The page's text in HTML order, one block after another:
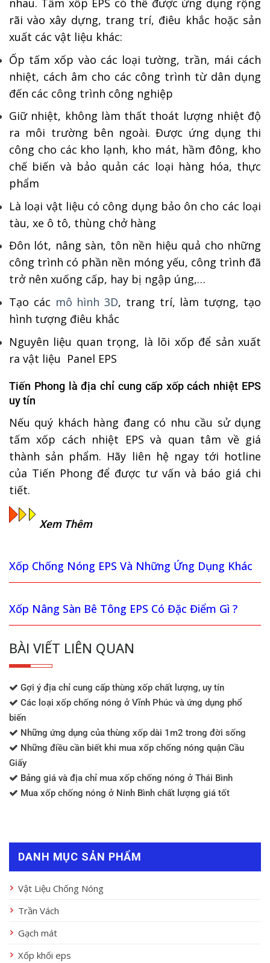
rãi vào xây dựng, trang trí, điêu khắc hoặc sản
xuất các vật liệu khác:
Ốp tấm xốp vào các loại tường, trần, mái cách
nhiệt, cách âm cho các công trình từ dân dụng
đến các công trình công nghiệp
Giữ nhiệt, không làm thất thoát lượng nhiệt độ
ra môi trường bên ngoài. Được ứng dụng thi
công cho các kho lạnh, kho mát, hầm đông, kho
chế biến và bảo quản các loại hàng hóa, thực
phẩm
Là loại vật liệu có công dụng bảo ôn cho các loại
tàu, xe ô tô, thùng chở hàng
Đôn lót, nâng sàn, tôn nền hiệu quả cho những
công trình có phần nền móng yếu, công trình đã
trở nên xuống cấp, hay bị ngập úng,…
Tạo các mô hình 3D, trang trí, làm tượng, tạo
hình tượng điêu khắc
Nguyên liệu quan trọng, là lõi xốp để sản xuất
ra vật liệu Panel EPS
Tiến Phong là địa chỉ cung cấp xốp cách nhiệt EPS
uy tín
Nếu quý khách hàng đang có nhu cầu sử dụng
tấm xốp cách nhiệt EPS và quan tâm về giá
thành sản phẩm. Hãy liên hệ ngay tới hotline
của Tiến Phong để được tư vấn và báo giá chi
tiết.
Xem Thêm
Xốp Chống Nóng EPS Và Những Ứng Dụng Khác
Xốp Nâng Sàn Bê Tông EPS Có Đặc Điểm Gì ?
BÀI VIẾT LIÊN QUAN
Gợi ý địa chỉ cung cấp thùng xốp chất lượng, uy tín
Các loại xốp chống nóng ở Vĩnh Phúc và ứng dụng phổ
biến
Những ứng dụng của thùng xốp dài 1m2 trong đời sống
Những điều cần biết khi mua xốp chống nóng quận Cầu
Giấy
Bảng giá và địa chỉ mua xốp chống nóng ở Thái Bình
Mua xốp chống nóng ở Ninh Bình chất lượng giá tốt
DANH MỤC SẢN PHẨM
Vật Liệu Chống Nóng
Trần Vách
Gạch mát
Xốp khối eps